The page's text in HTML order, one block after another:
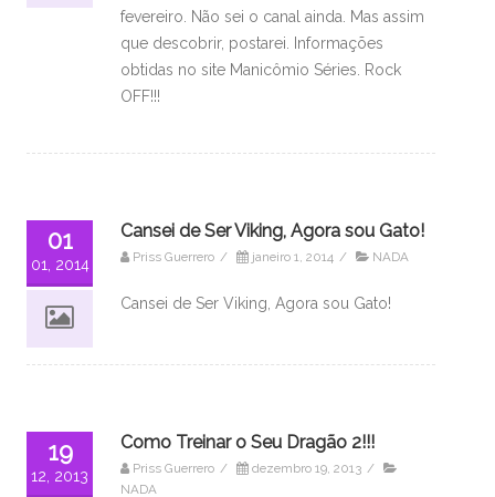
fevereiro. Não sei o canal ainda. Mas assim
que descobrir, postarei. Informações
obtidas no site Manicômio Séries. Rock
OFF!!!
01
01, 2014
Cansei de Ser Viking, Agora sou Gato!
Priss Guerrero / janeiro 1, 2014 / NADA
Cansei de Ser Viking, Agora sou Gato!
19
12, 2013
Como Treinar o Seu Dragão 2!!!
Priss Guerrero / dezembro 19, 2013 /
NADA